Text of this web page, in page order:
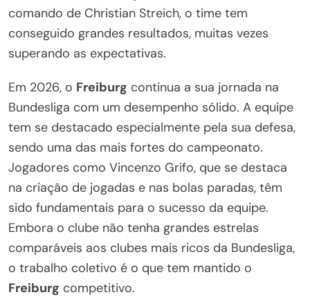
comando de Christian Streich, o time tem
conseguido grandes resultados, muitas vezes
superando as expectativas.
Em 2026, o Freiburg continua a sua jornada na
Bundesliga com um desempenho sólido. A equipe
tem se destacado especialmente pela sua defesa,
sendo uma das mais fortes do campeonato.
Jogadores como Vincenzo Grifo, que se destaca
na criação de jogadas e nas bolas paradas, têm
sido fundamentais para o sucesso da equipe.
Embora o clube não tenha grandes estrelas
comparáveis aos clubes mais ricos da Bundesliga,
o trabalho coletivo é o que tem mantido o
Freiburg competitivo.